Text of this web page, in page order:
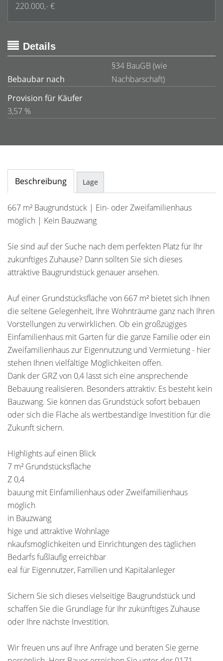
220.000,- €
Details
Bebaubar nach
§34 BauGB (wie
Nachbarschaft)
Provision für Käufer
3,57 %
Beschreibung Lage
667 m² Baugrundstück | Ein- oder Zweifamilienhaus
möglich | Kein Bauzwang
Sie sind auf der Suche nach dem perfekten Platz für Ihr
zukünftiges Zuhause? Dann sollten Sie sich dieses
attraktive Baugrundstück genauer ansehen.
Auf einer Grundstücksfläche von 667 m² bietet sich Ihnen
die seltene Gelegenheit, Ihre Wohnträume ganz nach Ihren
Vorstellungen zu verwirklichen. Ob ein großzügiges
Einfamilienhaus mit Garten für die ganze Familie oder ein
Zweifamilienhaus zur Eigennutzung und Vermietung - hier
stehen Ihnen vielfältige Möglichkeiten offen.
Dank der GRZ von 0,4 lässt sich eine ansprechende
Bebauung realisieren. Besonders attraktiv: Es besteht kein
Bauzwang. Sie können das Grundstück sofort bebauen
oder sich die Fläche als wertbeständige Investition für die
Zukunft sichern.
Highlights auf einen Blick
7 m² Grundstücksfläche
Z 0,4
bauung mit Einfamilienhaus oder Zweifamilienhaus
möglich
in Bauzwang
hige und attraktive Wohnlage
nkaufsmöglichkeiten und Einrichtungen des täglichen
Bedarfs fußläufig erreichbar
eal für Eigennutzer, Familien und Kapitalanleger
Sichern Sie sich dieses vielseitige Baugrundstück und
schaffen Sie die Grundlage für Ihr zukünftiges Zuhause
oder Ihre nächste Investition.
Wir freuen uns auf Ihre Anfrage und beraten Sie gerne